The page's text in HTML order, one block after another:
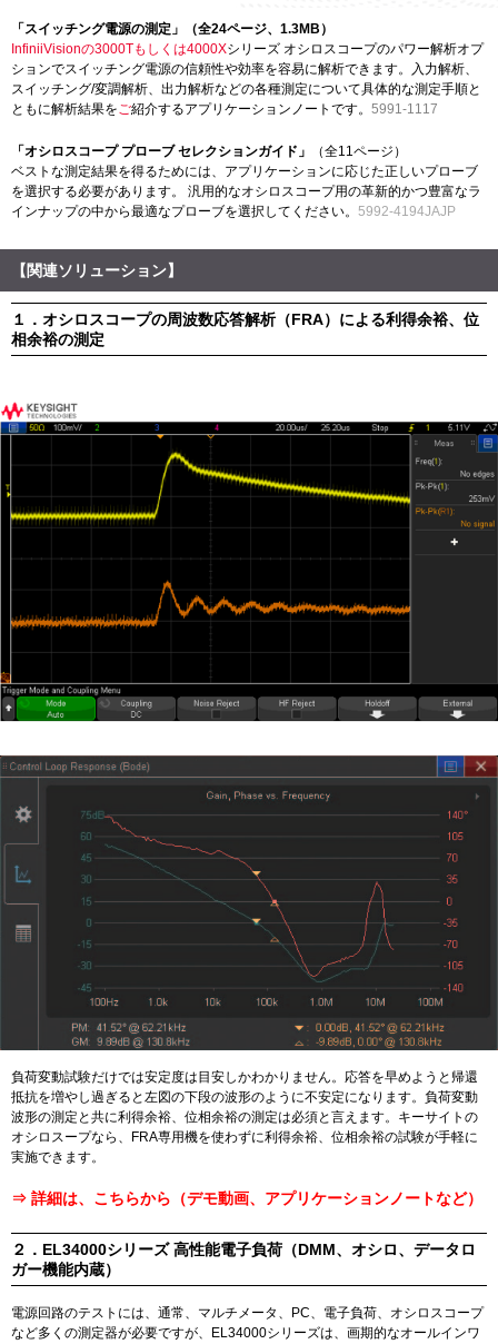
「スイッチング電源の測定」（全24ページ、1.3MB）
InfiniiVisionの3000Tもしくは4000Xシリーズ オシロスコープのパワー解析オプ
ションでスイッチング電源の信頼性や効率を容易に解析できます。入力解析、
スイッチング/変調解析、出力解析などの各種測定について具体的な測定手順と
ともに解析結果をご紹介するアプリケーションノートです。 5991-1117
「オシロスコープ プローブ セレクションガイド」
（全11ページ）
ベストな測定結果を得るためには、アプリケーションに応じた正しいプローブ
を選択する必要があります。 汎用的なオシロスコープ用の革新的かつ豊富なラ
インナップの中から最適なプローブを選択してください。 5992-4194JAJP
【関連ソリューション】
１．オシロスコープの周波数応答解析（FRA）による利得余裕、位
相余裕の測定
負荷変動試験だけでは安定度は目安しかわかりません。応答を早めようと帰還
抵抗を増やし過ぎると左図の下段の波形のように不安定になります。負荷変動
波形の測定と共に利得余裕、位相余裕の測定は必須と言えます。キーサイトの
オシロスープなら、FRA専用機を使わずに利得余裕、位相余裕の試験が手軽に
実施できます。
⇒ 詳細は、 こちらから （デモ動画、アプリケーションノートなど）
２．EL34000シリーズ 高性能電子負荷（DMM、オシロ、データロ
ガー機能内蔵）
電源回路のテストには、通常、マルチメータ、PC、電子負荷、オシロスコープ
など多くの測定器が必要ですが、EL34000シリーズは、画期的なオールインワ